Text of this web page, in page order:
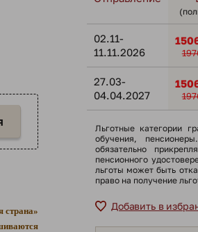
страна»
02.11-
11.11.2026
27.03-
04.04.2027
Льготные категории
обучения,
обязательно
пенсионного
льготы может быть
право на получение
Добавить в